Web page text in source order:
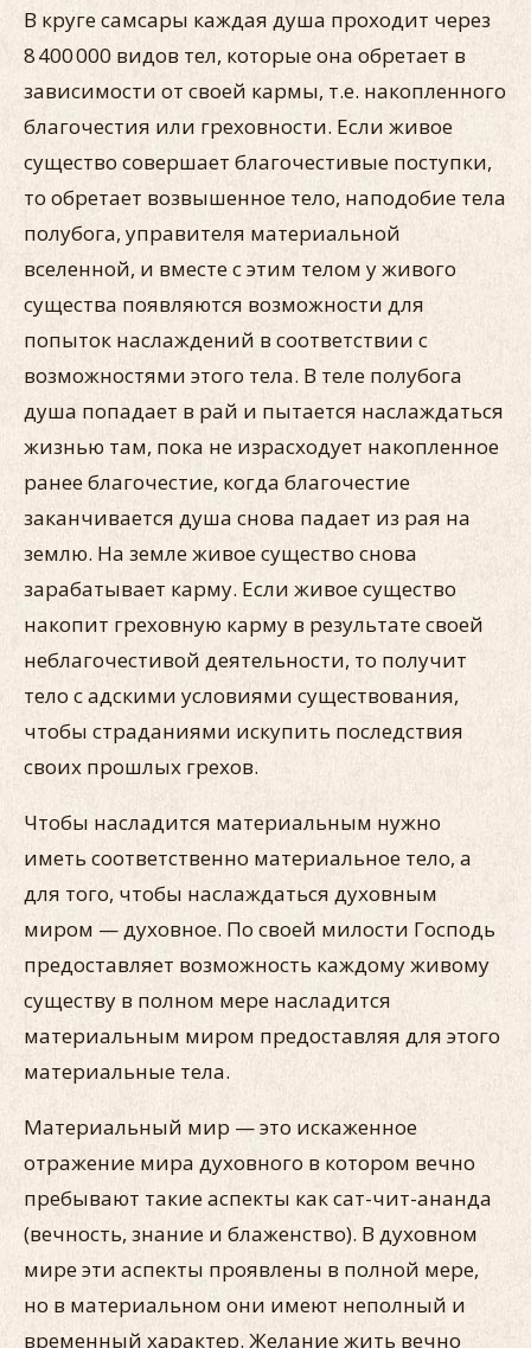
В круге самсары каждая душа проходит через
8 400 000 видов тел, которые она обретает в
зависимости от своей кармы, т.е. накопленного
благочестия или греховности. Если живое
существо совершает благочестивые поступки,
то обретает возвышенное тело, наподобие тела
полубога, управителя материальной
вселенной, и вместе с этим телом у живого
существа появляются возможности для
попыток наслаждений в соответствии с
возможностями этого тела. В теле полубога
душа попадает в рай и пытается наслаждаться
жизнью там, пока не израсходует накопленное
ранее благочестие, когда благочестие
заканчивается душа снова падает из рая на
землю. На земле живое существо снова
зарабатывает карму. Если живое существо
накопит греховную карму в результате своей
неблагочестивой деятельности, то получит
тело с адскими условиями существования,
чтобы страданиями искупить последствия
своих прошлых грехов.
Чтобы насладится материальным нужно
иметь соответственно материальное тело, а
для того, чтобы наслаждаться духовным
миром — духовное. По своей милости Господь
предоставляет возможность каждому живому
существу в полном мере насладится
материальным миром предоставляя для этого
материальные тела.
Материальный мир — это искаженное
отражение мира духовного в котором вечно
пребывают такие аспекты как сат-чит-ананда
(вечность, знание и блаженство). В духовном
мире эти аспекты проявлены в полной мере,
но в материальном они имеют неполный и
временный характер. Желание жить вечно